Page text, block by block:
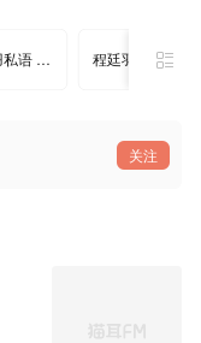
程廷羽私语 生病的小狗 程廷羽互动语音合集1
关注